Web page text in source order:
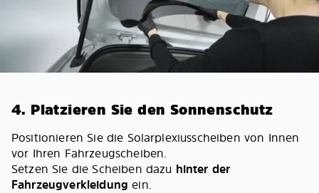
4. Platzieren Sie den Sonnenschutz
Positionieren Sie die Solarplexiusscheiben von Innen
vor Ihren Fahrzeugscheiben.
Setzen Sie die Scheiben dazu hinter der
Fahrzeugverkleidung ein.